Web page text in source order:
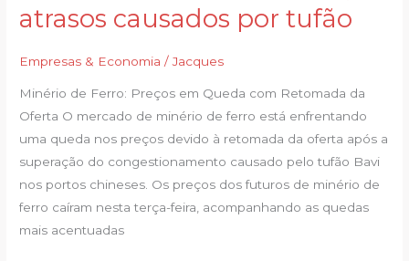
atrasos causados por tufão
Empresas & Economia /Jacques
Minério de Ferro: Preços em Queda com Retomada da
Oferta O mercado de minério de ferro está enfrentando
uma queda nos preços devido à retomada da oferta após a
superação do congestionamento causado pelo tufão Bavi
nos portos chineses. Os preços dos futuros de minério de
ferro caíram nesta terça-feira, acompanhando as quedas
mais acentuadas
despenca
retomada
da
oferta
causados
por
tufão